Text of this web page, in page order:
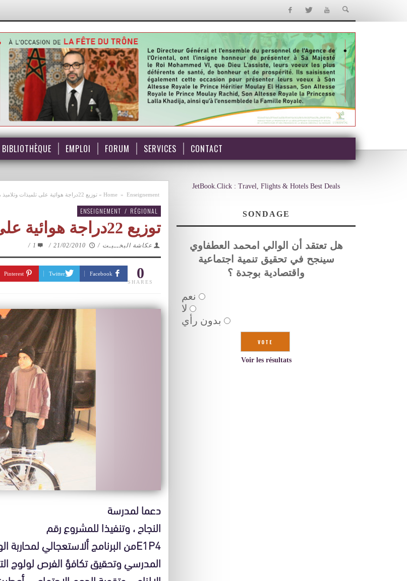
BIBLIOTHÈQUE EMPLOI FORUM SERVICES CONTACT
Home » Enseignement
» توزيع 22دراجة هوائية على تلميذات وتلاميذ ملحقة كفايت
ENSEIGNEMENT / RÉGIONAL
توزيع 22دراجة هوائية على تلميذات وتلاميذ ملحقة كفايت
عكاشة البخــيـت /
21/02/2010
/
1
/
0
SHARES
Facebook
Twitter
Pinterest
دعما لمدرسة
النجاح ، وتنفيذا للمشروع رقم
E1P4من البرنامج ألاستعجالي لمحاربة الهـدر
المدرسي وتحقيق تكافؤ الفرص لولوج
JetBook.Click : Travel, Flights & Hotels Best Deals
SONDAGE
هل تعتقد أن الوالي امحمد العطفاوي
سينجح في تحقيق تنمية اجتماعية
واقتصادية بوجدة ؟
نعم
لا
بدون رأي
Voir les résultats